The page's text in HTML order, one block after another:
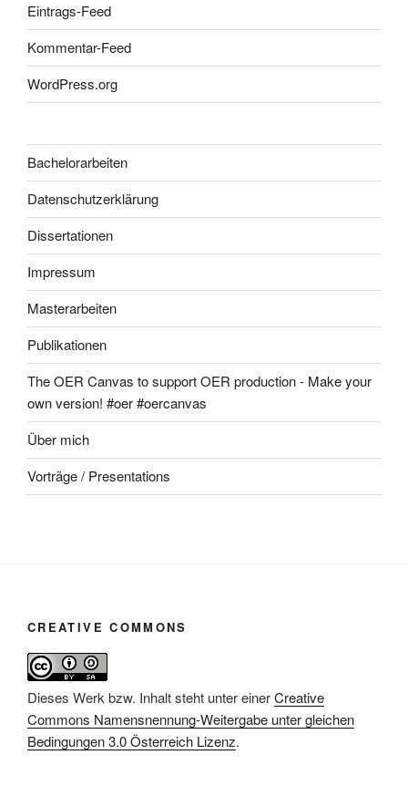
Eintrags-Feed
Kommentar-Feed
WordPress.org
Bachelorarbeiten
Datenschutzerklärung
Dissertationen
Impressum
Masterarbeiten
Publikationen
The OER Canvas to support OER production - Make your
own version! #oer #oercanvas
Über mich
Vorträge / Presentations
CREATIVE COMMONS
Dieses Werk bzw. Inhalt steht unter einerCreative
Commons Namensnennung-Weitergabe unter gleichen
Bedingungen 3.0 Österreich Lizenz.